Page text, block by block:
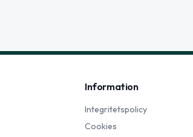
Information
Integritetspolicy
Cookies